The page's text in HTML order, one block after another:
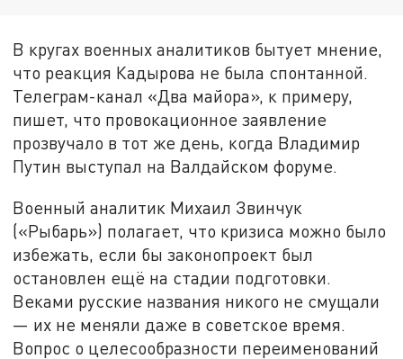
В кругах военных аналитиков бытует мнение,
что реакция Кадырова не была спонтанной.
Телеграм-канал «Два майора», к примеру,
пишет, что провокационное заявление
прозвучало в тот же день, когда Владимир
Путин выступал на Валдайском форуме.
Военный аналитик Михаил Звинчук
(«Рыбарь») полагает, что кризиса можно было
избежать, если бы законопроект был
остановлен ещё на стадии подготовки.
Веками русские названия никого не смущали
— их не меняли даже в советское время.
Вопрос о целесообразности переименований